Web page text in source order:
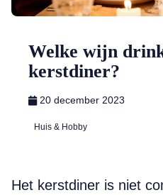
Welke wijn
kerstdiner?
20 december 2023
Huis & Hobby
Het kerstdiner is niet